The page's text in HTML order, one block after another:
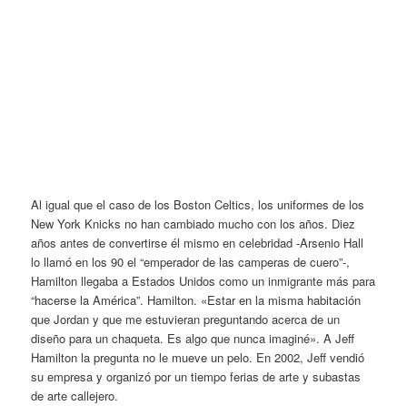
Al igual que el caso de los Boston Celtics, los uniformes de los
New York Knicks no han cambiado mucho con los años. Diez
años antes de convertirse él mismo en celebridad -Arsenio Hall
lo llamó en los 90 el “emperador de las camperas de cuero”-,
Hamilton llegaba a Estados Unidos como un inmigrante más para
“hacerse la América”. Hamilton. «Estar en la misma habitación
que Jordan y que me estuvieran preguntando acerca de un
diseño para un chaqueta. Es algo que nunca imaginé». A Jeff
Hamilton la pregunta no le mueve un pelo. En 2002, Jeff vendió
su empresa y organizó por un tiempo ferias de arte y subastas
de arte callejero.